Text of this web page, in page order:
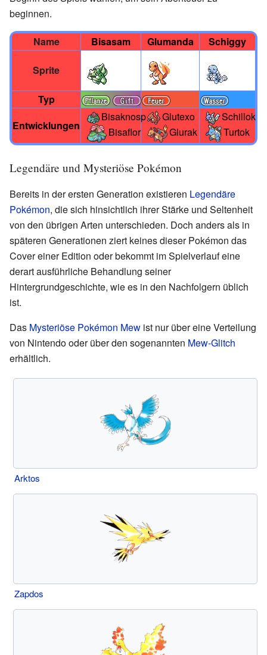
beginnen.
Name Bisasam Glumanda Schiggy
Sprite
Typ
Entwicklungen
Bisaknosp
Bisaflor
Glutexo
Glurak
Schillok
Turtok
Legendäre und Mysteriöse Pokémon
Bereits in der ersten Generation existieren Legendäre
Pokémon, die sich hinsichtlich ihrer Stärke und Seltenheit
von den übrigen Arten unterschieden. Doch anders als in
späteren Generationen ziert keines dieser Pokémon das
Cover einer Edition oder bekommt im Spielverlauf eine
derart ausführliche Behandlung seiner
Hintergrundgeschichte, wie es in den Nachfolgern üblich
ist.
Das Mysteriöse Pokémon Mew ist nur über eine Verteilung
von Nintendo oder über den sogenannten Mew-Glitch
erhältlich.
Arktos
Zapdos